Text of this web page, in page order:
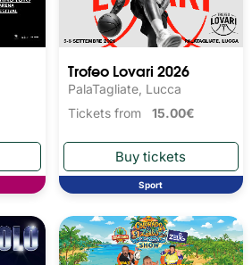
Trofeo Lovari 2026
PalaTagliate, Lucca
Tickets from 15.00€
Sport